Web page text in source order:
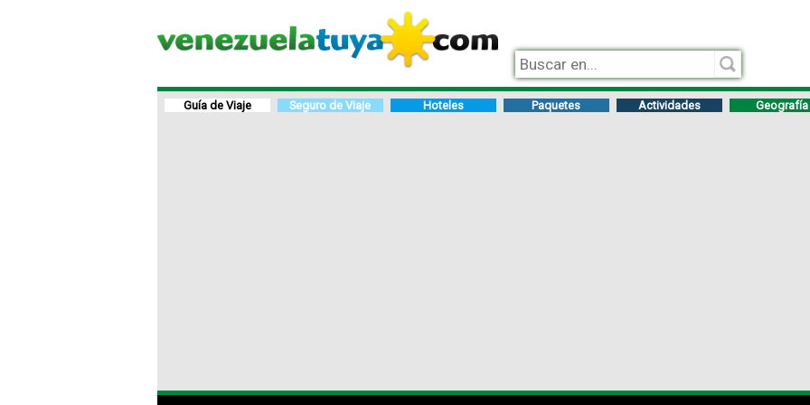
Guía de Viaje Seguro de Viaje Hoteles Paquetes Actividades Geografía